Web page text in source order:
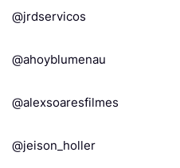
@jrdservicos
@ahoyblumenau
@alexsoaresfilmes
@jeison_holler